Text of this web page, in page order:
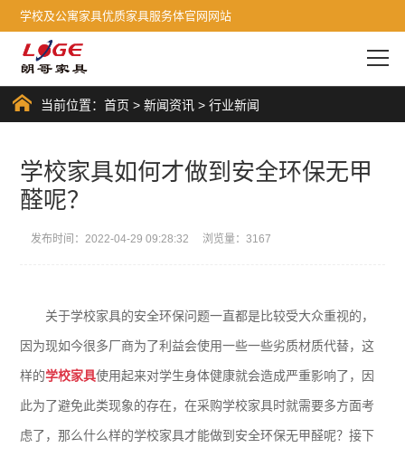
学校及公寓家具优质家具服务体官网网站
当前位置：首页 >新闻资讯 >行业新闻
学校家具如何才做到安全环保无甲
醛呢？
发布时间：2022-04-29 09:28:32 浏览量：3167
关于学校家具的安全环保问题一直都是比较受大众重视的，
因为现如今很多厂商为了利益会使用一些一些劣质材质代替，这
样的学校家具使用起来对学生身体健康就会造成严重影响了，因
此为了避免此类现象的存在，在采购学校家具时就需要多方面考
虑了，那么什么样的学校家具才能做到安全环保无甲醛呢？接下